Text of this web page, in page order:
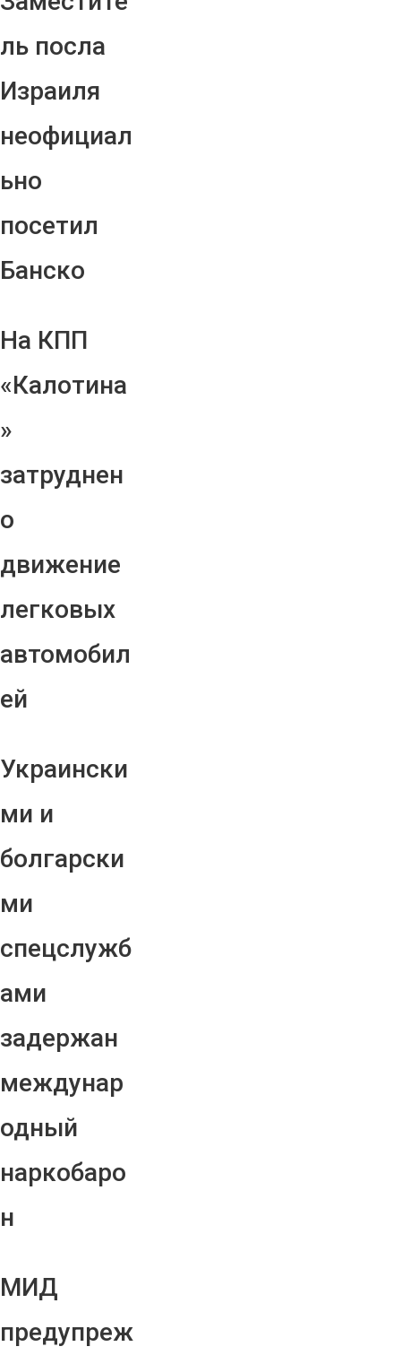
ль посла
Израиля
неофициал
ьно
посетил
Банско
На КПП
«Калотина
»
затруднен
о
движение
легковых
автомобил
ей
Украински
ми и
болгарски
ми
спецслужб
ами
задержан
междунар
одный
наркобаро
н
МИД
предупреж